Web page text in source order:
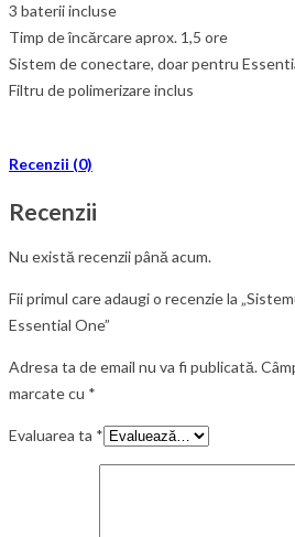
3 baterii incluse
Timp de încărcare aprox. 1,5 ore
Sistem de conectare, doar pentru
Filtru de polimerizare inclus
Recenzii (0)
Recenzii
Nu există recenzii până acum.
Fii primul care adaugi o recenzie la
Essential One”
Adresa ta de email nu va fi publicată.
marcate cu *
Evaluarea ta *